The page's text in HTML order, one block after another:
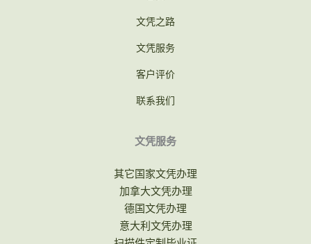
文凭之路
文凭服务
客户评价
联系我们
文凭服务
其它国家文凭办理
加拿大文凭办理
德国文凭办理
意大利文凭办理